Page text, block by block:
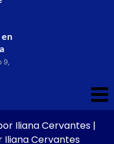
en
9,
Iliana Cervantes |
Iliana Cervantes